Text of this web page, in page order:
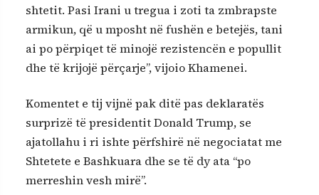
shtetit. Pasi Irani u tregua i zoti ta zmbrapste
armikun, që u mposht në fushën e betejës, tani
ai po përpiqet të minojë rezistencën e popullit
dhe të krijojë përçarje”, vijoio Khamenei.
Komentet e tij vijnë pak ditë pas deklaratës
surprizë të presidentit Donald Trump, se
ajatollahu i ri ishte përfshirë në negociatat me
Shtetete e Bashkuara dhe se të dy ata “po
merreshin vesh mirë”.